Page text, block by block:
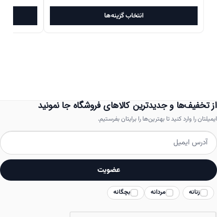
انتخاب گزینه‌ها
این
محصول
باشد.
ها
در
از تخفیف‌ها و جدیدترین کالاهای فروشگاه جا نمونید
ایمیلتان را وارد کنید تا بهترین‌ها را برایتان بفرستیم.
زنانه مردانه بچگانه
عضویت